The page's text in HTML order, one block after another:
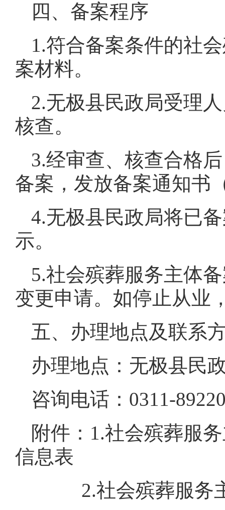
四、备案程序
1.符合备案条件的社
案材料。
2.无极县民政局受理
核查。
3.经审查、核查合格
备案，发放备案通知书
4.无极县民政局将已
示。
5.社会殡葬服务主体
变更申请。如停止从业
五、办理地点及联系
办理地点：无极县民
咨询电话：0311-
附件：1.社会殡葬服
信息表
2.社会殡葬服务主